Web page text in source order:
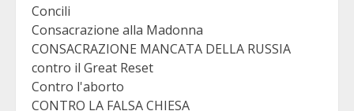
Concili
Consacrazione alla Madonna
CONSACRAZIONE MANCATA DELLA RUSSIA
contro il Great Reset
Contro l'aborto
CONTRO LA FALSA CHIESA